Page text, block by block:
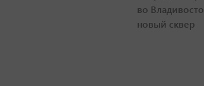
во
новый сквер